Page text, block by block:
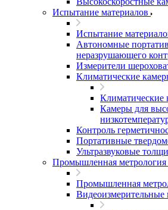
Испытание материалов
Испытание
Автономные
неразрушающего
Измерители
Климатические
Климатические
Камеры для
Контроль
Портативные
Ультразвуковые
Промышленная метрология
Промышленная